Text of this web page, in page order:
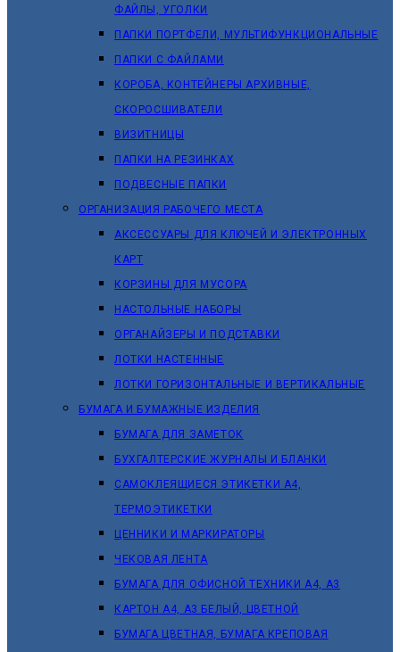
ФАЙЛЫ, УГОЛКИ
ПАПКИ ПОРТФЕЛИ, МУЛЬТИФУНКЦИОНАЛЬНЫЕ
ПАПКИ С ФАЙЛАМИ
КОРОБА, КОНТЕЙНЕРЫ АРХИВНЫЕ,
СКОРОСШИВАТЕЛИ
ВИЗИТНИЦЫ
ПАПКИ НА РЕЗИНКАХ
ПОДВЕСНЫЕ ПАПКИ
ОРГАНИЗАЦИЯ РАБОЧЕГО МЕСТА
АКСЕССУАРЫ ДЛЯ КЛЮЧЕЙ И ЭЛЕКТРОННЫХ
КАРТ
КОРЗИНЫ ДЛЯ МУСОРА
НАСТОЛЬНЫЕ НАБОРЫ
ОРГАНАЙЗЕРЫ И ПОДСТАВКИ
ЛОТКИ НАСТЕННЫЕ
ЛОТКИ ГОРИЗОНТАЛЬНЫЕ И ВЕРТИКАЛЬНЫЕ
БУМАГА И БУМАЖНЫЕ ИЗДЕЛИЯ
БУМАГА ДЛЯ ЗАМЕТОК
БУХГАЛТЕРСКИЕ ЖУРНАЛЫ И БЛАНКИ
САМОКЛЕЯЩИЕСЯ ЭТИКЕТКИ А4,
ТЕРМОЭТИКЕТКИ
ЦЕННИКИ И МАРКИРАТОРЫ
ЧЕКОВАЯ ЛЕНТА
БУМАГА ДЛЯ ОФИСНОЙ ТЕХНИКИ А4, А3
КАРТОН А4, А3 БЕЛЫЙ, ЦВЕТНОЙ
БУМАГА ЦВЕТНАЯ, БУМАГА КРЕПОВАЯ